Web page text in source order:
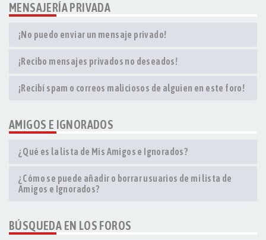
MENSAJERÍA PRIVADA
¡No puedo enviar un mensaje privado!
¡Recibo mensajes privados no deseados!
¡Recibí spam o correos maliciosos de alguien en este foro!
AMIGOS E IGNORADOS
¿Qué es la lista de Mis Amigos e Ignorados?
¿Cómo se puede añadir o borrar usuarios de mi lista de
Amigos e Ignorados?
BÚSQUEDA EN LOS FOROS